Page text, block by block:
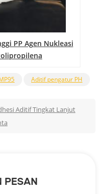
PP Agen Nukleasi
Aditif pengatur PH
Aditif Tingkat Lanjut
PESAN